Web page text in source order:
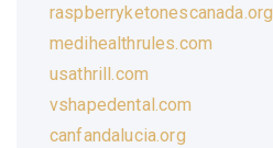
raspberryketonescanada.org
medihealthrules.com
usathrill.com
vshapedental.com
canfandalucia.org